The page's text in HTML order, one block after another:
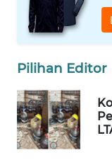
Pilihan Editor
SIBARAGAS
NEWS
SIANTAR
NEWS
METRO